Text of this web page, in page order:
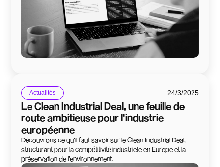
Actualités 24/3/2025
Le Clean Industrial Deal, une feuille de
route ambitieuse pour l'industrie
européenne
Découvrons ce qu'il faut savoir sur le Clean Industrial Deal,
structurant pour la compétitivité industrielle en Europe et la
préservation de l’environnement.